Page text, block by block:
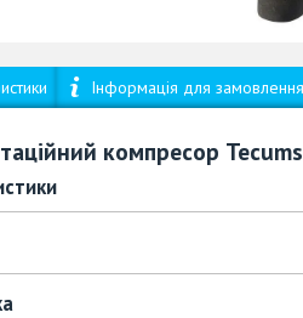
Інформація для замовлення
компресор